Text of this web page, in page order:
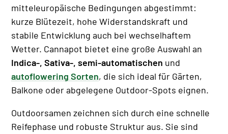
mitteleuropäische Bedingungen abgestimmt:
kurze Blütezeit, hohe Widerstandskraft und
stabile Entwicklung auch bei wechselhaftem
Wetter. Cannapot bietet eine große Auswahl an
Indica-, Sativa-, semi-automatischen und
autoflowering Sorten, die sich ideal für Gärten,
Balkone oder abgelegene Outdoor-Spots eignen.
Outdoorsamen zeichnen sich durch eine schnelle
Reifephase und robuste Struktur aus. Sie sind